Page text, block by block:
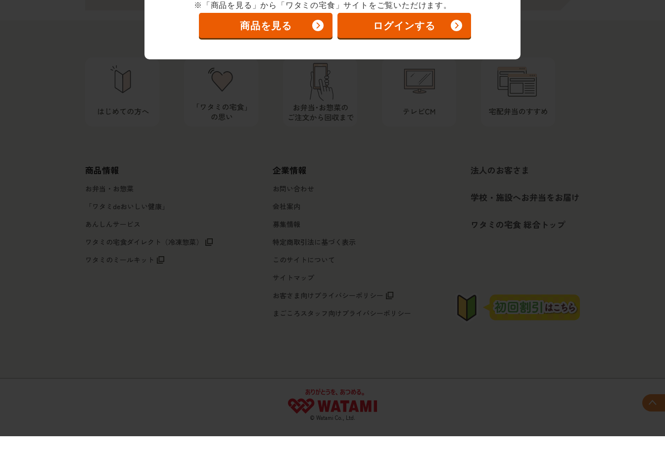
※「商品を見る」から「ワタミの宅食」サイトをご覧いただけます。
商品を見る ログインする
商品情報
お弁当・お惣菜
「ワタミdeおいしい健康」
あんしんサービス
ワタミの宅食ダイレクト（冷凍惣菜）
ワタミのミールキット
企業情報
お問い合わせ
会社案内
募集情報
特定商取引法に基づく表示
このサイトについて
サイトマップ
お客さま向けプライバシーポリシー
まごころスタッフ向けプライバシーポリシー
法人のお客さま
学校・施設へお弁当をお届け
ワタミの宅食 総合トップ
© Watami Co., Ltd.